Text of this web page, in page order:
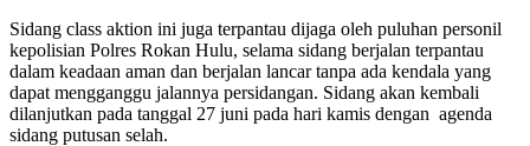
Sidang class aktion ini juga terpantau dijaga oleh puluhan personil
kepolisian Polres Rokan Hulu, selama sidang berjalan terpantau
dalam keadaan aman dan berjalan lancar tanpa ada kendala yang
dapat mengganggu jalannya persidangan. Sidang akan kembali
dilanjutkan pada tanggal 27 juni pada hari kamis dengan agenda
sidang putusan selah.